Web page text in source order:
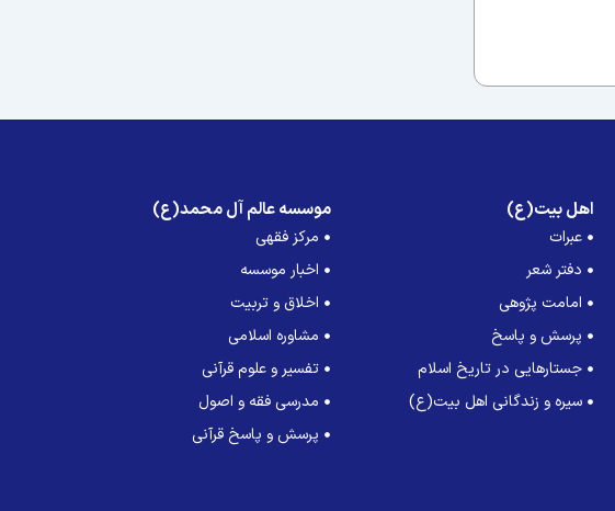
اهل بیت(ع)
عبرات
دفتر شعر
امامت پژوهی
پرسش و پاسخ
جستارهایی در تاریخ اسلام
سیره و زندگانی اهل بیت(ع)
موسسه عالم آل محمد(ع)
مرکز فقهی
اخبار موسسه
اخلاق و تربیت
مشاوره اسلامی
تفسیر و علوم قرآنی
مدرسی فقه و اصول
پرسش و پاسخ قرآنی